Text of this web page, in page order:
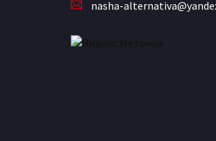
nasha-